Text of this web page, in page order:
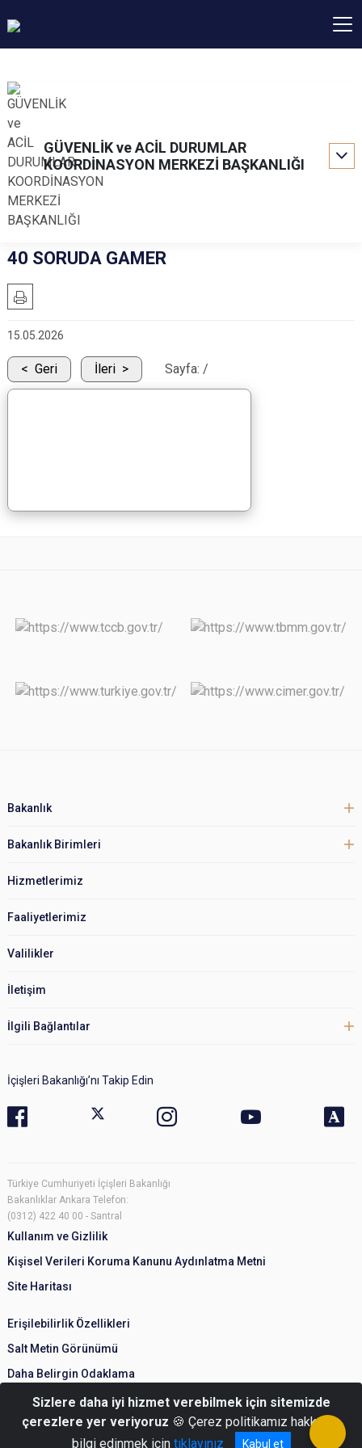
GÜVENLİK ve ACİL DURUMLAR
KOORDİNASYON MERKEZİ BAŞKANLIĞI
40 SORUDA GAMER
15.05.2026
Geri İleri Sayfa: /
Bakanlık
Bakanlık Birimleri
Hizmetlerimiz
Faaliyetlerimiz
Valilikler
İletişim
İlgili Bağlantılar
İçişleri Bakanlığı’nı Takip Edin
Türkiye Cumhuriyeti İçişleri Bakanlığı
Bakanlıklar Ankara Telefon:
(0312) 422 40 00 - Santral
Kullanım ve Gizlilik
Kişisel Verileri Koruma Kanunu Aydınlatma Metni
Site Haritası
Erişilebilirlik Özellikleri
Salt Metin Görünümü
Daha Belirgin Odaklama
© Türkiye Cumhuriyeti İçişleri Bakanlığı
Sizlere daha iyi hizmet verebilmek için sitemizde
çerezlere yer veriyoruz 🍪 Çerez politikamız hakkında
bilgi edinmek için tıklayınız Kabul et